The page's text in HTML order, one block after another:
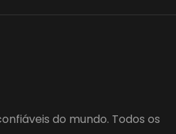
do mundo. Todos os